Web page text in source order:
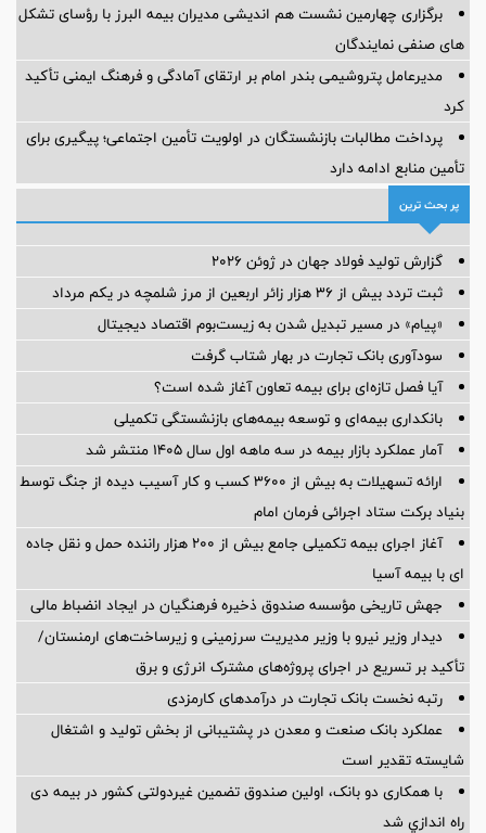
برگزاری چهارمین نشست هم اندیشی مدیران بیمه البرز با رؤسای تشکل
های صنفی نمایندگان
مدیرعامل پتروشیمی بندر امام بر ارتقای آمادگی و فرهنگ ایمنی تأکید
کرد
پرداخت مطالبات بازنشستگان در اولویت تأمین اجتماعی؛ پیگیری برای
تأمین منابع ادامه دارد
پر بحث ترین
گزارش تولید فولاد جهان در ژوئن ۲۰۲۶
ثبت تردد بیش از ۳۶ هزار زائر اربعین از مرز شلمچه در یکم مرداد
«پیام» در مسیر تبدیل شدن به زیست‌بوم اقتصاد دیجیتال
سودآوری بانک تجارت در بهار شتاب گرفت
آیا فصل تازه‌ای برای بیمه تعاون آغاز شده است؟
بانکداری بیمه‌ای و توسعه بیمه‌های بازنشستگی تکمیلی
آمار عملكرد بازار بیمه در سه ماهه اول سال 1405 منتشر شد
ارائه تسهیلات به بیش از ۳۶۰۰ کسب و کار آسیب دیده از جنگ توسط
بنیاد برکت ستاد اجرائی فرمان امام
آغاز اجرای بیمه تکمیلی جامع بیش از ۲۰۰ هزار راننده حمل و نقل جاده
ای با بیمه آسیا
جهش تاریخی مؤسسه صندوق ذخیره فرهنگیان در ایجاد انضباط مالی
دیدار وزیر نیرو با وزیر مدیریت سرزمینی و زیرساخت‌های ارمنستان/
تأکید بر تسریع در اجرای پروژه‌های مشترک انرژی و برق
رتبه نخست بانک تجارت در درآمدهای کارمزدی
عملکرد بانک صنعت و معدن در پشتیبانی از بخش تولید و اشتغال
شایسته تقدیر است
با همکاری دو بانک، اولین صندوق تضمین غیردولتی کشور در بیمه دی
راه اندازي شد